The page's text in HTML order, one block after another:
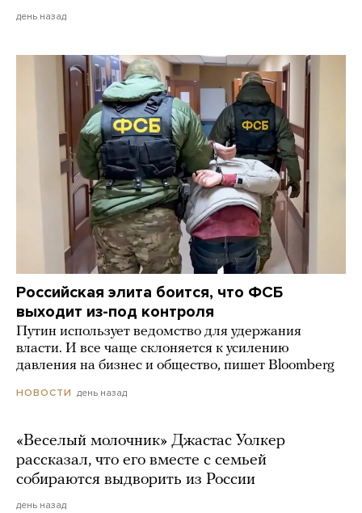
день назад
Российская элита боится, что ФСБ
выходит из-под контроля
Путин использует ведомство для удержания
власти. И все чаще склоняется к усилению
давления на бизнес и общество, пишет Bloomberg
НОВОСТИ день назад
«Веселый молочник» Джастас Уолкер
рассказал, что его вместе с семьей
собираются выдворить из России
день назад